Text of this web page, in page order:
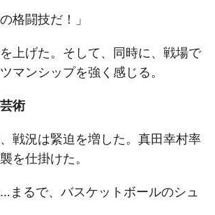
格闘技だ！」
上げた。そして、同時に、戦場で
マンシップを強く感じる。
術
戦況は緊迫を増した。真田幸村率
を仕掛けた。
…まるで、バスケットボールのシュ